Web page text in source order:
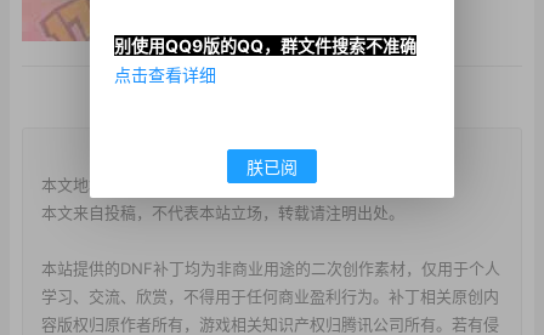
版权说明
本文地址：
https://www.d173.cn/?post=2585
本文来自投稿，不代表本站立场，转载请注明出处。
本站提供的DNF补丁均为非商业用途的二次创作素材，仅用于个人
学习、交流、欣赏，不得用于任何商业盈利行为。补丁相关原创内
容版权归原作者所有，游戏相关知识产权归腾讯公司所有。若有侵
别使用QQ9版的QQ，群文件搜索不准确
点击查看详细
朕已阅